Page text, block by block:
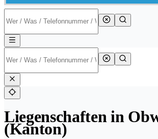
Liegenschaften in
(Kanton)